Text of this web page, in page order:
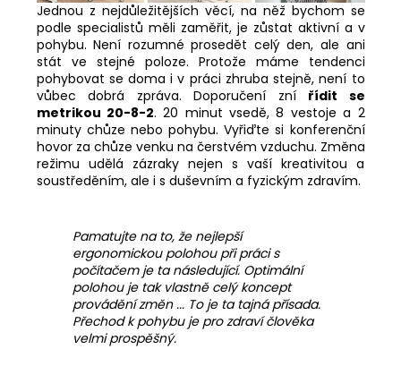
Jednou z nejdůležitějších věcí, na něž bychom se
podle specialistů měli zaměřit, je zůstat aktivní a v
pohybu. Není rozumné prosedět celý den, ale ani
stát ve stejné poloze. Protože máme tendenci
pohybovat se doma i v práci zhruba stejně, není to
vůbec dobrá zpráva. Doporučení zní řídit se
metrikou 20-8-2. 20 minut vsedě, 8 vestoje a 2
minuty chůze nebo pohybu. Vyřiďte si konferenční
hovor za chůze venku na čerstvém vzduchu. Změna
režimu udělá zázraky nejen s vaší kreativitou a
soustředěním, ale i s duševním a fyzickým zdravím.
Pamatujte na to, že nejlepší
ergonomickou polohou při práci s
počítačem je ta následující. Optimální
polohou je tak vlastně celý koncept
provádění změn ... To je ta tajná přísada.
Přechod k pohybu je pro zdraví člověka
velmi prospěšný.